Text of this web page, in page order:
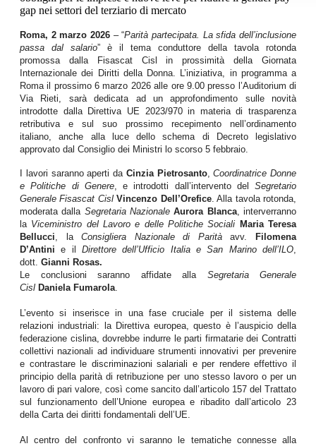
gap nei settori del terziario di mercato
Roma, 2 marzo 2026 – “Parità partecipata. La sfida dell’inclusione
passa dal salario” è il tema conduttore della tavola rotonda
promossa dalla Fisascat Cisl in prossimità della Giornata
Internazionale dei Diritti della Donna. L’iniziativa, in programma a
Roma il prossimo 6 marzo 2026 alle ore 9.00 presso l’Auditorium di
Via Rieti, sarà dedicata ad un approfondimento sulle novità
introdotte dalla Direttiva UE 2023/970 in materia di trasparenza
retributiva e sul suo prossimo recepimento nell’ordinamento
italiano, anche alla luce dello schema di Decreto legislativo
approvato dal Consiglio dei Ministri lo scorso 5 febbraio.
I lavori saranno aperti da Cinzia Pietrosanto,Coordinatrice Donne
e Politiche di Genere, e introdotti dall’intervento del Segretario
Generale Fisascat Cisl Vincenzo Dell’Orefice. Alla tavola rotonda,
moderata dalla Segretaria Nazionale Aurora Blanca, interverranno
la Viceministro del Lavoro e delle Politiche Sociali Maria Teresa
Bellucci , laConsigliera Nazionale di Paritàavv.
Filomena
D’Antini e il Direttore dell’Ufficio Italia e San Marino dell’ILO
dott. Gianni Rosas.
Le conclusioni saranno affidate alla Segretaria Generale
Cisl Daniela Fumarola
L’evento si inserisce in una fase cruciale per il sistema delle
relazioni industriali: la Direttiva europea, questo è l’auspicio della
federazione cislina, dovrebbe indurre le parti firmatarie dei Contratti
collettivi nazionali ad individuare strumenti innovativi per prevenire
e contrastare le discriminazioni salariali e per rendere effettivo il
principio della parità di retribuzione per uno stesso lavoro o per un
lavoro di pari valore, così come sancito dall’articolo 157 del Trattato
sul funzionamento dell’Unione europea e ribadito dall’articolo 23
della Carta dei diritti fondamentali dell’UE.
Al centro del confronto vi saranno le tematiche connesse alla